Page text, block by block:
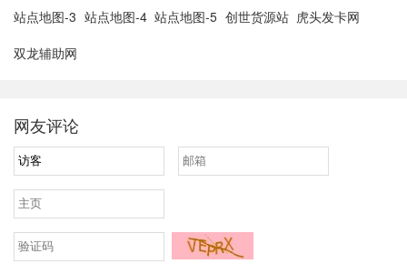
站点地图-3 站点地图-4 站点地图-5 创世货源站 虎头发卡网
双龙辅助网
网友评论